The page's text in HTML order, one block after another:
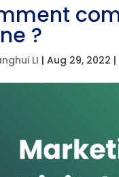
?
LI |Aug 29, 2022 |